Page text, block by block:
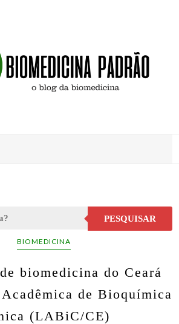
PESQUISAR
BIOMEDICINA
biomedicina do Ceará
de Bioquímica
(LABiC/CE)